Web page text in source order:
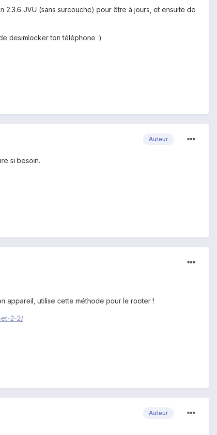
JVU (sans surcouche) pour être à jours, et ensuite de
desimlocker ton téléphone :)
Auteur
si besoin.
appareil, utilise cette méthode pour le rooter !
et-2-2/
Auteur